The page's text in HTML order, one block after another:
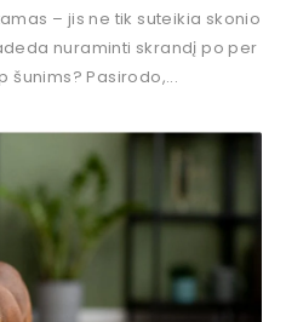
– jis ne tik suteikia skonio
nuraminti skrandį po per
šunims? Pasirodo,...